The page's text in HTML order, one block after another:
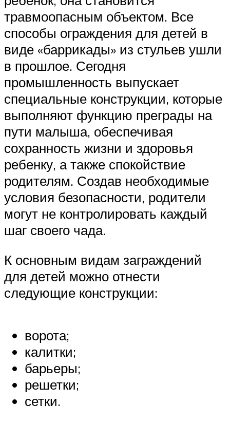
травмоопасным объектом. Все
способы ограждения для детей в
виде «баррикады» из стульев ушли
в прошлое. Сегодня
промышленность выпускает
специальные конструкции, которые
выполняют функцию преграды на
пути малыша, обеспечивая
сохранность жизни и здоровья
ребенку, а также спокойствие
родителям. Создав необходимые
условия безопасности, родители
могут не контролировать каждый
шаг своего чада.
К основным видам заграждений
для детей можно отнести
следующие конструкции:
ворота;
калитки;
барьеры;
решетки;
сетки.